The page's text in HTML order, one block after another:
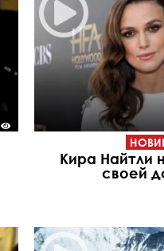
Кира Найтли
своей